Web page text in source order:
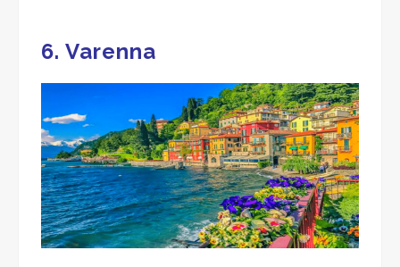
6. Varenna